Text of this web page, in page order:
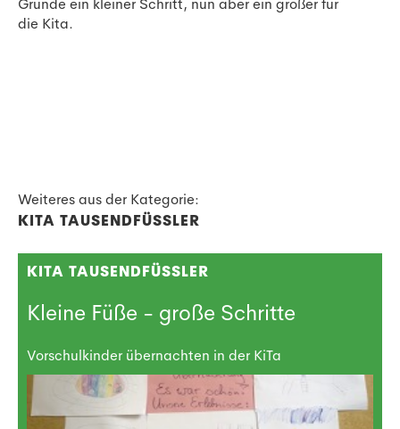
Grunde ein kleiner Schritt, nun aber ein großer für
die Kita.
Weiteres aus der Kategorie:
KITA TAUSENDFÜSSLER
KITA TAUSENDFÜSSLER
Kleine Füße - große Schritte
Vorschulkinder übernachten in der KiTa